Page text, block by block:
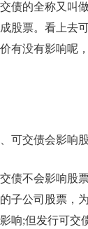
债的全称又叫
股票。看上去
有没有影响呢
可交债会影响
债不会影响股
子公司股票，
响;但发行可交